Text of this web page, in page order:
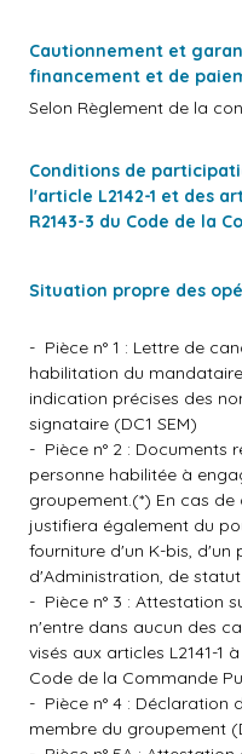
Cautionnement et
financement et de
Selon Règlement de la
Conditions de
l'article L2142-1 et des
R2143-3 du Code de la
Situation propre des
- Pièce n° 1 : Lettre de
habilitation du
indication précises des
signataire (DC1 SEM)
- Pièce n° 2 : Documents
personne habilitée à
groupement.(*) En cas
justifiera également du
fourniture d'un K-bis, d'un
d'Administration, de
- Pièce n° 3 : Attestation
n'entre dans aucun des
visés aux articles L2141-1 à
Code de la Commande
- Pièce n° 4 : Déclaration
membre du groupement